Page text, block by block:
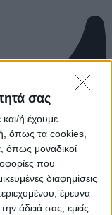
σας
ή έχουμε
όπως τα cookies,
όπως μοναδικοί
που
διαφημίσεις
έρευνα
άδειά σας, εμείς